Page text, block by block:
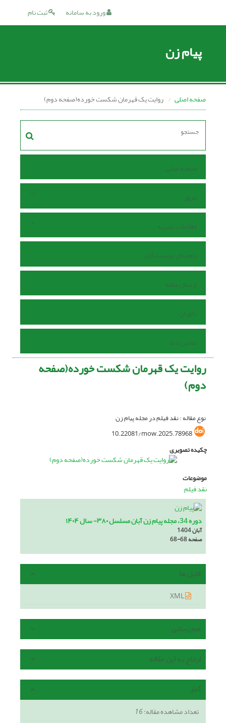
ثبت نام ورود به سامانه
پیام زن
صفحه اصلی روایت یک قهرمان شکست خورده(صفحه دوم)
صفحه اصلی
مرور
اطلاعات نشریه
راهنمای نویسندگان
ارسال مقاله
داوران
تماس با ما
روایت یک قهرمان شکست خورده(صفحه
دوم)
نوع مقاله : نقد فیلم در مجله پیام زن
10.22081/mow.2025.78968
چکیده تصویری
موضوعات
نقد فیلم
دوره 34، مجله پیام زن آبان مسلسل ۳۸۰- سال ۱۴۰۴
آبان 1404
صفحه68-68
فایل ها
هم رسانی
ارجاع به این مقاله
آمار
تعداد مشاهده مقاله:16